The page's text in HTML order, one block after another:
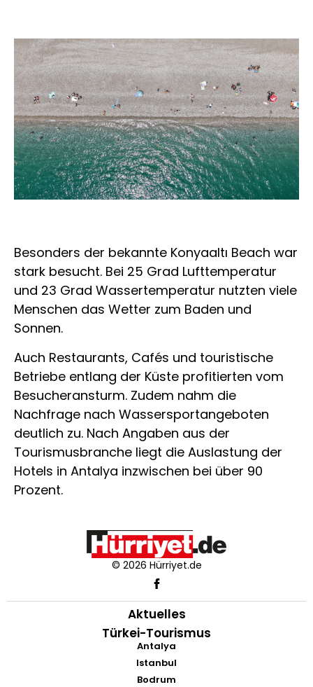
Besonders der bekannte Konyaaltı Beach war
stark besucht. Bei 25 Grad Lufttemperatur
und 23 Grad Wassertemperatur nutzten viele
Menschen das Wetter zum Baden und
Sonnen.
Auch Restaurants, Cafés und touristische
Betriebe entlang der Küste profitierten vom
Besucheransturm. Zudem nahm die
Nachfrage nach Wassersportangeboten
deutlich zu. Nach Angaben aus der
Tourismusbranche liegt die Auslastung der
Hotels in Antalya inzwischen bei über 90
Prozent.
© 2026 Hürriyet.de
Aktuelles
Türkei-Tourismus
Antalya
Istanbul
Bodrum